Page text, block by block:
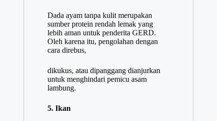
Dada ayam tanpa kulit merupakan
sumber protein rendah lemak yang
lebih aman untuk penderita GERD.
Oleh karena itu, pengolahan dengan
cara direbus,
dikukus, atau dipanggang dianjurkan
untuk menghindari pemicu asam
lambung.
5. Ikan